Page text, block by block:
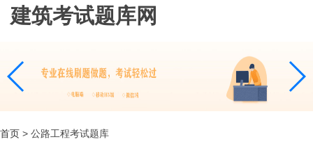
建筑考试题库网
首页 > 公路工程考试题库